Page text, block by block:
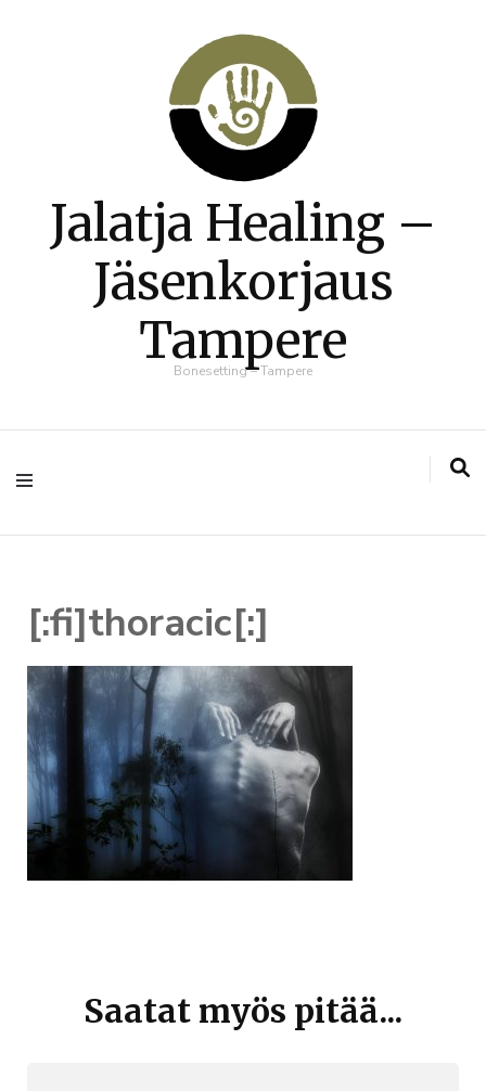
Jalatja Healing –
Jäsenkorjaus
Tampere
Bonesetting – Tampere
[:fi]thoracic[:]
Saatat myös pitää...